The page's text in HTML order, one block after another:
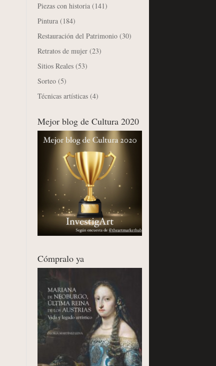
Piezas con historia (141)
Pintura (184)
Restauración del Patrimonio (30)
Retratos de mujer (23)
Sitios Reales (53)
Sorteo (5)
Técnicas artísticas (4)
Mejor blog de Cultura 2020
Cómpralo ya